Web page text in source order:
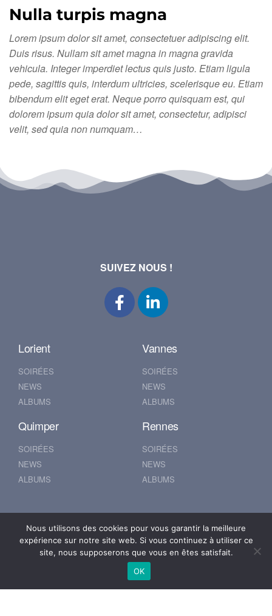
Nulla turpis magna
Lorem ipsum dolor sit amet, consectetuer adipiscing elit.
Duis risus. Nullam sit amet magna in magna gravida
vehicula. Integer imperdiet lectus quis justo. Etiam ligula
pede, sagittis quis, interdum ultricies, scelerisque eu. Etiam
bibendum elit eget erat. Neque porro quisquam est, qui
dolorem ipsum quia dolor sit amet, consectetur, adipisci
velit, sed quia non numquam…
SUIVEZ NOUS !
Lorient
SOIRÉES
NEWS
ALBUMS
Vannes
SOIRÉES
NEWS
ALBUMS
Quimper
SOIRÉES
NEWS
ALBUMS
Rennes
SOIRÉES
NEWS
ALBUMS
Nantes
SOIRÉES
SOIRÉES
NEWS
ALBUMS
Nous utilisons des cookies pour vous garantir la meilleure
expérience sur notre site web. Si vous continuez à utiliser ce
site, nous supposerons que vous en êtes satisfait.
OK